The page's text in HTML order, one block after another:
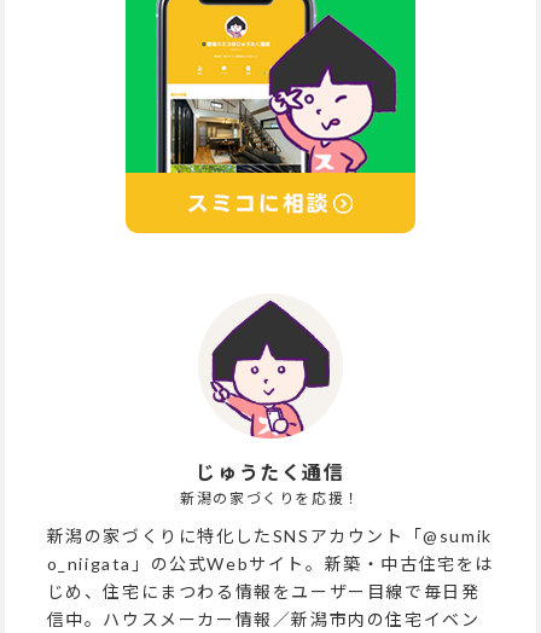
じゅうたく通信
新潟の家づくりを応援！
新潟の家づくりに特化したSNSアカウント「@sumik
o_niigata」の公式Webサイト。新築・中古住宅をは
じめ、住宅にまつわる情報をユーザー目線で毎日発
信中。ハウスメーカー情報／新潟市内の住宅イベン